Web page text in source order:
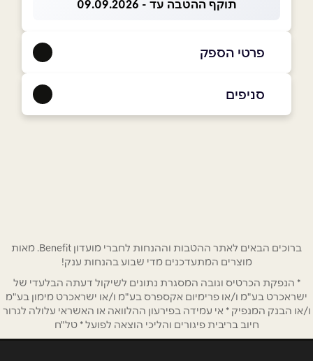
תוקף ההטבה עד - 09.09.2026
פרטי הספק
נושא*
אנא חזרו אלי בקשר ל...
הודעה*
סניפים
ברוכים הבאים לאתר ההטבות וההנחות לחברי מועדון Benefit. מאות
מוצרים המתעדכנים מדי שבוע בהנחות ענק!
* הנפקת הכרטיס וגובה המסגרת נתונים לשיקול דעתה הבלעדי של
ישראכרט בע"מ ו/או פרימיום אקספרס בע"מ ו/או ישראכרט מימון בע"מ
ו/או הבנק המנפיק * אי עמידה בפירעון ההלוואה או האשראי עלולה לגרור
חיוב בריבית פיגורים והליכי הוצאה לפועל * טל"ח